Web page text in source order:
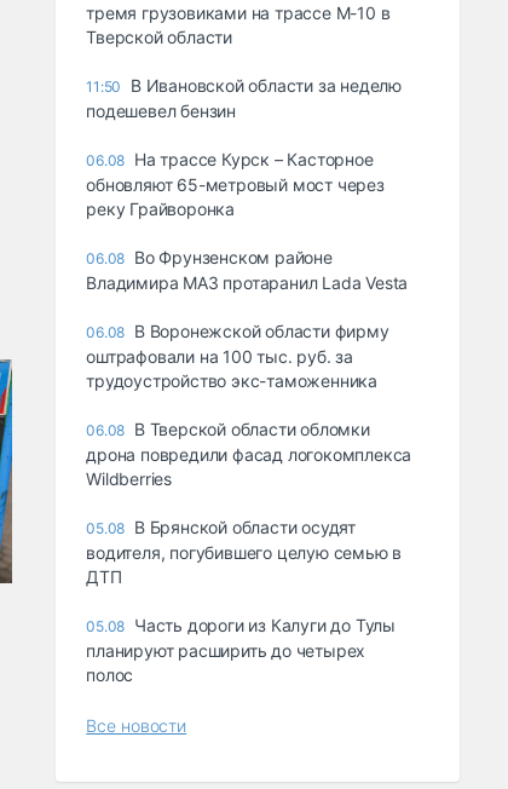
тремя грузовиками на трассе М-10 в
Тверской области
11:50
В Ивановской области за неделю
подешевел бензин
06.08 На трассе Курск – Касторное
обновляют 65-метровый мост через
реку Грайворонка
06.08 Во Фрунзенском районе
Владимира МАЗ протаранил Lada Vesta
06.08 В Воронежской области фирму
оштрафовали на 100 тыс. руб. за
трудоустройство экс-таможенника
06.08 В Тверской области обломки
дрона повредили фасад логокомплекса
Wildberries
05.08 В Брянской области осудят
водителя, погубившего целую семью в
ДТП
05.08 Часть дороги из Калуги до Тулы
планируют расширить до четырех
полос
Все новости